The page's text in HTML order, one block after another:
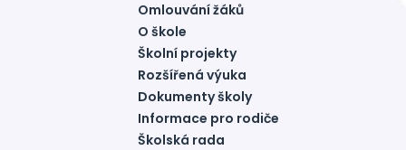
Omlouvání žáků
O škole
Školní projekty
Rozšířená výuka
Dokumenty školy
Informace pro rodiče
Školská rada